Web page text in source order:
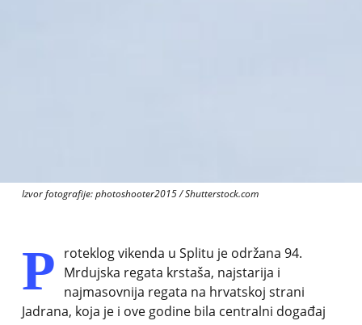
Izvor fotografije: photoshooter2015 / Shutterstock.com
P roteklog vikenda u Splitu je održana 94.
Mrdujska regata krstaša, najstarija i
najmasovnija regata na hrvatskoj strani
Jadrana, koja je i ove godine bila centralni događaj